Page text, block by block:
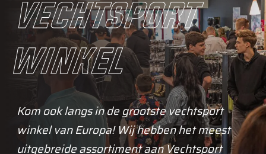
vechtsport
winkel
Kom ook langs in de grootste vechtsport
winkel van Europa! Wij hebben het meest
uitgebreide assortiment aan Vechtsport